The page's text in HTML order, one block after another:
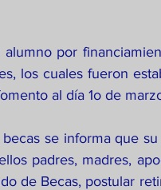
por
los cuales fueron
al día 1o de
se informa que
padres, madres,
de Becas, postular